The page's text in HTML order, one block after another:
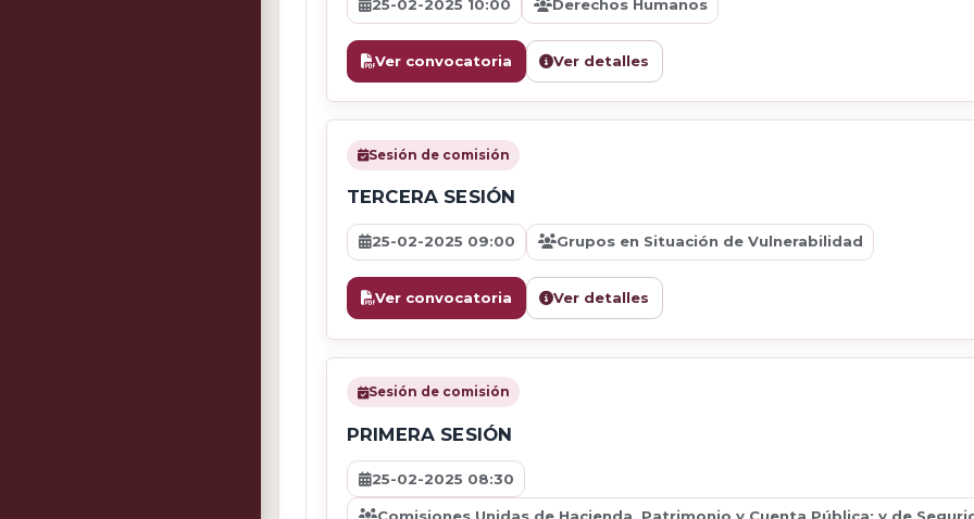
25-02-2025 10:00 Derechos Humanos
Ver convocatoria Ver detalles
Sesión de comisión
TERCERA SESIÓN
25-02-2025 09:00 Grupos en Situación de Vulnerabilidad
Ver convocatoria Ver detalles
Sesión de comisión
PRIMERA SESIÓN
25-02-2025 08:30